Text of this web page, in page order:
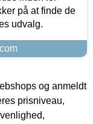
på at finde de
udvalg.
og anmeldt
prisniveau,